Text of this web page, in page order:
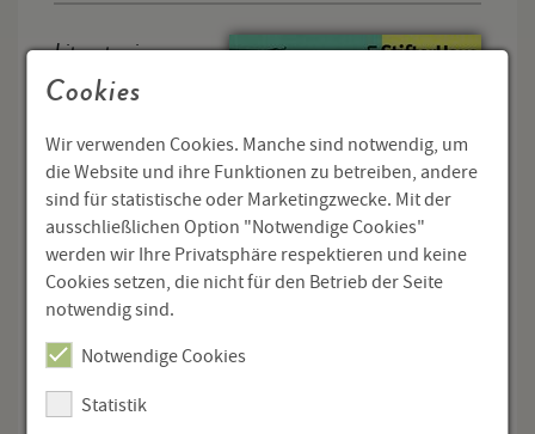
Literatur im
StifterHaus
Mythos und
Utopie
Andeutungen
eines
literarischen und
kulturellen
Phänomens im
20. Jahrhundert
Cookies
Wir verwenden Cookies. Manche sind notwendig, um
die Website und ihre Funktionen zu betreiben, andere
sind für statistische oder Marketingzwecke. Mit der
ausschließlichen Option "Notwendige Cookies"
werden wir Ihre Privatsphäre respektieren und keine
Cookies setzen, die nicht für den Betrieb der Seite
notwendig sind.
Notwendige Cookies
Statistik